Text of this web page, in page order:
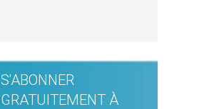
S'ABONNER
GRATUITEMENT À